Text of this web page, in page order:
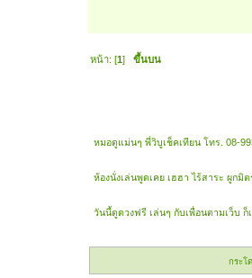
หน้า: [1]ขึ้นบน
หมอดูแม่นๆ พี่วิบูเช็คเทียน โทร. 08-
ห้องนั่งเล่นพูดเคย เฮฮา ไร้สาระ ผูกมิต
วันนี้ดูดวงฟรี เล่นๆ กับเพื่อนตามเว็บ
กระโ